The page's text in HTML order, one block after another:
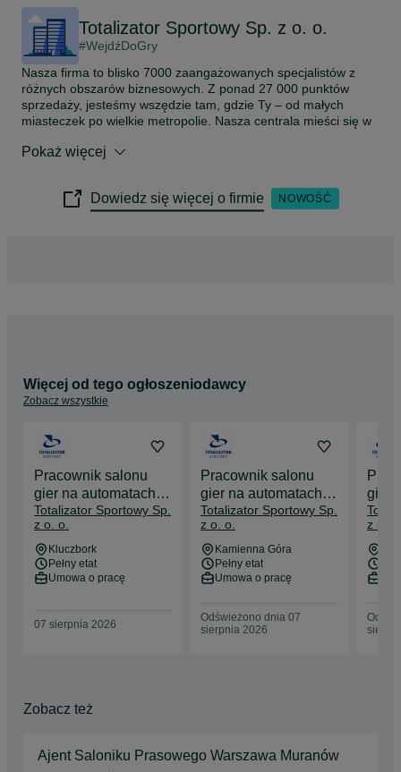
Totalizator Sportowy Sp. z o. o.
#WejdźDoGry
Nasza firma to blisko 7000 zaangażowanych specjalistów z
różnych obszarów biznesowych. Z ponad 27 000 punktów
sprzedaży, jesteśmy wszędzie tam, gdzie Ty – od małych
miasteczek po wielkie metropolie. Nasza centrala mieści się w
naszych oddziałów terenowych ulokowane są w każdym
Każdego dnia budujemy świat, w którym marzenia mogą się
Gramy dla sportu! Nasze logo zdobi koszulki sportowców,
których wspieramy w realizacji ich marzeń. Gramy dla kultury!
Znajdziesz nas na Zamku Królewskim, w Muzeum Narodowym.
otrzymały pomoc z rąk wolontariuszy dwóch naszych fundacji.
Jesteśmy w lasach, parkach i w schroniskach, działając na
rzecz środowiska i naszych małych, (najczęściej)
czworonożnych przyjaciół.
Dołącz do nas i pomóż spełniać marzenia!
Pokaż więcej
Dowiedz się więcej o firmie NOWOŚĆ
Więcej od tego ogłoszeniodawcy
Zobacz wszystkie
Pracownik salonu
gier na automatach (z
obsługą LOTTO)
Kluczbork
Totalizator Sportowy Sp.
z o. o.
Kluczbork
Pełny etat
Umowa o pracę
07 sierpnia 2026
Pracownik salonu
gier na automatach (z
obsługą LOTTO)
Kamienna Góra
Totalizator Sportowy Sp.
z o. o.
Kamienna Góra
Pełny etat
Umowa o pracę
Odświeżono dnia 07
sierpnia 2026
gier
z o. o.
Zobacz też
Ajent Saloniku Prasowego Warszawa Muranów